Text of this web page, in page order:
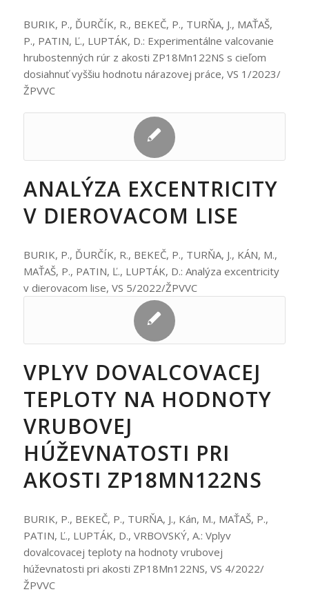
BURIK, P., ĎURČÍK, R., BEKEČ, P., TURŇA, J., MAŤAŠ,
P., PATIN, Ľ., LUPTÁK, D.: Experimentálne valcovanie
hrubostenných rúr z akosti ZP18Mn122NS s cieľom
dosiahnuť vyššiu hodnotu nárazovej práce, VS 1/2023/
ŽPVVC
ANALÝZA EXCENTRICITY
V DIEROVACOM LISE
BURIK, P., ĎURČÍK, R., BEKEČ, P., TURŇA, J., KÁN, M.,
MAŤAŠ, P., PATIN, Ľ., LUPTÁK, D.: Analýza excentricity
v dierovacom lise, VS 5/2022/ŽPVVC
VPLYV DOVALCOVACEJ
TEPLOTY NA HODNOTY
VRUBOVEJ
HÚŽEVNATOSTI PRI
AKOSTI ZP18MN122NS
BURIK, P., BEKEČ, P., TURŇA, J., Kán, M., MAŤAŠ, P.,
PATIN, Ľ., LUPTÁK, D., VRBOVSKÝ, A.: Vplyv
dovalcovacej teploty na hodnoty vrubovej
húževnatosti pri akosti ZP18Mn122NS, VS 4/2022/
ŽPVVC